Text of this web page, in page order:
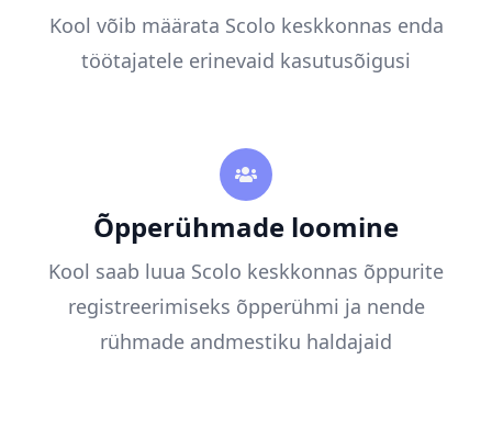
Kool võib määrata Scolo keskkonnas enda
töötajatele erinevaid kasutusõigusi
Õpperühmade loomine
Kool saab luua Scolo keskkonnas õppurite
registreerimiseks õpperühmi ja nende
rühmade andmestiku haldajaid